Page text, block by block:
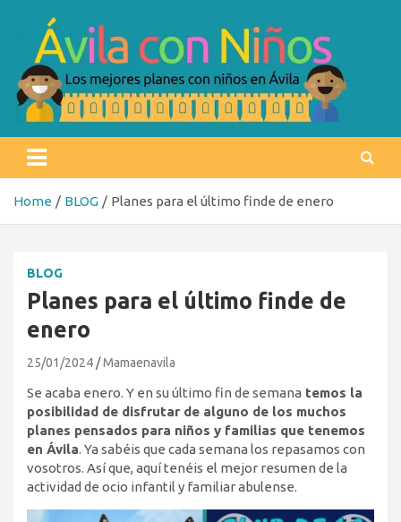
content
Ávila con niños
Home BLOG Planes para el último finde de enero
BLOG
Planes para el último finde de
enero
25/01/2024 Mamaenavila
Se acaba enero. Y en su último fin de semana temos la
posibilidad de disfrutar de alguno de los muchos
planes pensados para niños y familias que tenemos
en Ávila. Ya sabéis que cada semana los repasamos con
vosotros. Así que, aquí tenéis el mejor resumen de la
actividad de ocio infantil y familiar abulense.